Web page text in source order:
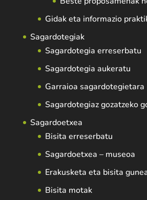
Gidak eta informazio
Sagardotegiak
Sagardotegia erreserbatu
Sagardotegia aukeratu
Garraioa sagardotegietara
Sagardotegiaz gozatzeko
Sagardoetxea
Bisita erreserbatu
Sagardoetxea – museoa
Erakusketa eta bisita
Bisita motak